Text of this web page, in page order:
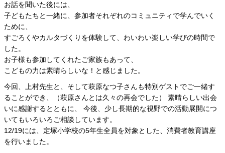
お話を聞いた後には、
子どもたちと一緒に、参加者それぞれのコミュニティで学んでいく
ために、
すごろくやカルタづくりを体験して、わいわい楽しい学びの時間で
した。
お子様も参加してくれたご家族もあって、
こどもの力は素晴らしいな！と感じました。
今回、上村先生と、そして萩原なつ子さんも特別ゲストでご一緒す
ることができ、（萩原さんとは久々の再会でした） 素晴らしい出会
いに感謝するとともに、 今後、少し長期的な視野での活動展開につ
いてもいろいろご相談しています。
12/19には、定塚小学校の5年生全員を対象とした、消費者教育講座
を行いました。